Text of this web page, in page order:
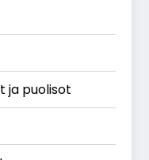
ja puolisot